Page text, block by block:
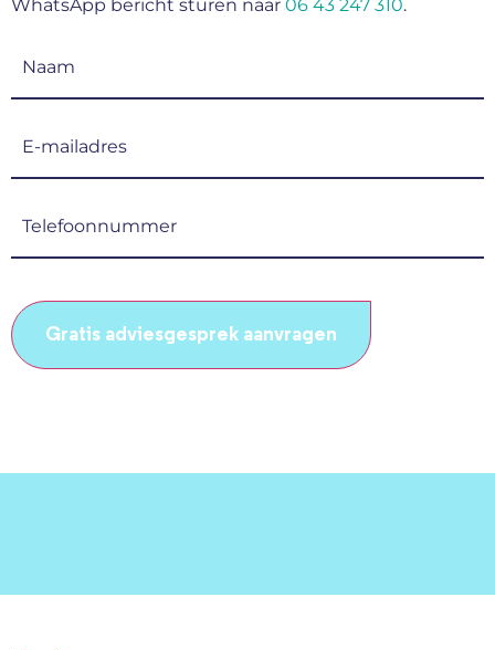
WhatsApp bericht sturen naar 06 43 247 310.